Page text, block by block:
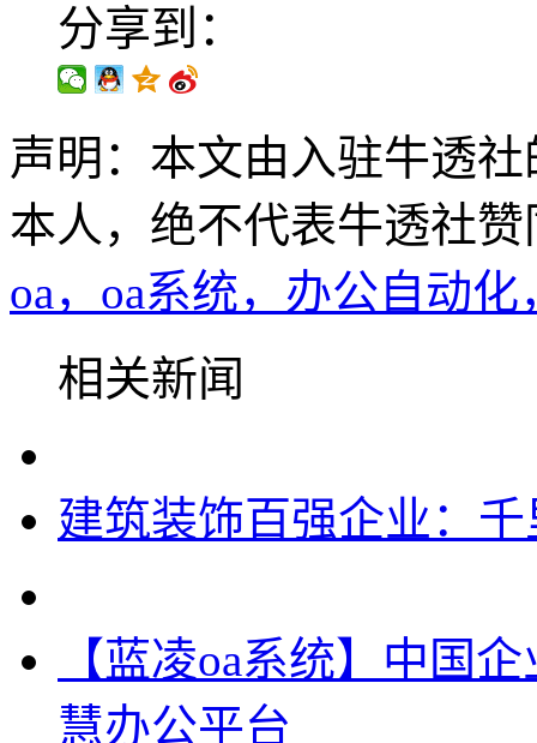
分享到：
声明：本文由入驻牛透
本人，绝不代表牛透社
oa，oa系统，办公自动
相关新闻
建筑装饰百强企业：
【蓝凌oa系统】中国
慧办公平台